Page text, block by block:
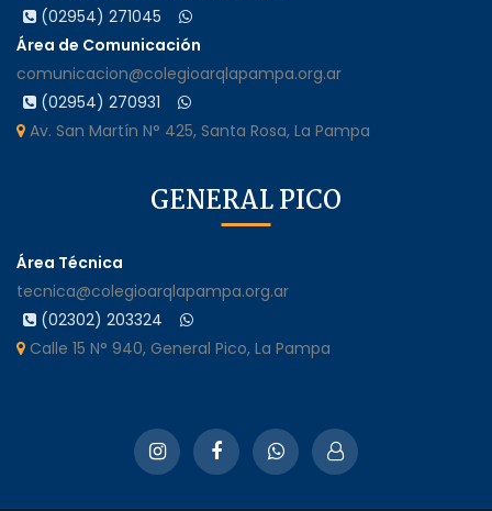
(02954) 271045
Área de Comunicación
comunicacion@colegioarqlapampa.org.ar
(02954) 270931
Av. San Martín N° 425, Santa Rosa, La Pampa
GENERAL PICO
Área Técnica
tecnica@colegioarqlapampa.org.ar
(02302) 203324
Calle 15 N° 940, General Pico, La Pampa